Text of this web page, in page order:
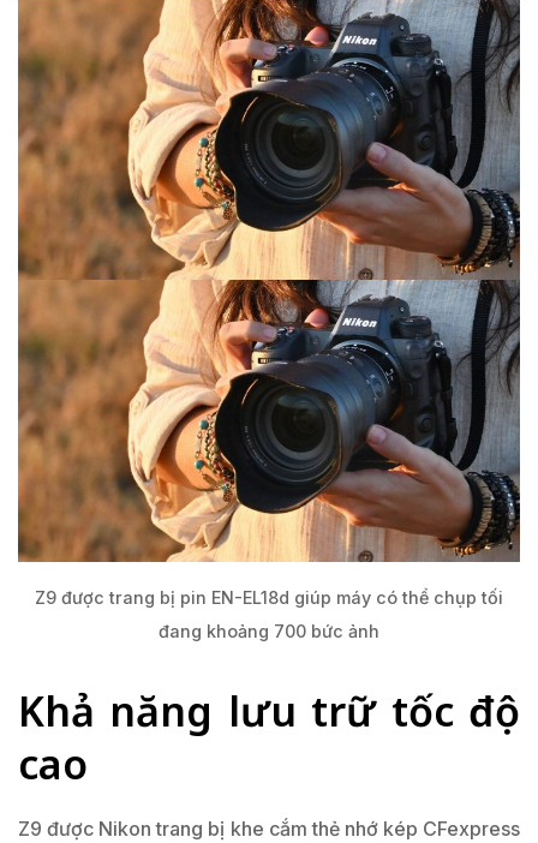
Z9 được trang bị pin EN-EL18d giúp máy có thể chụp tối
đang khoảng 700 bức ảnh
Khả năng lưu trữ tốc độ
cao
Z9 được Nikon trang bị khe cắm thẻ nhớ kép CFexpress